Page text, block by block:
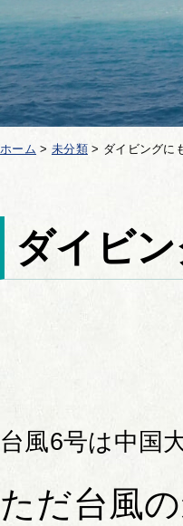
ホーム > 未分類> ダイビングに
ダイビ
台風6号は中国
ただ台風